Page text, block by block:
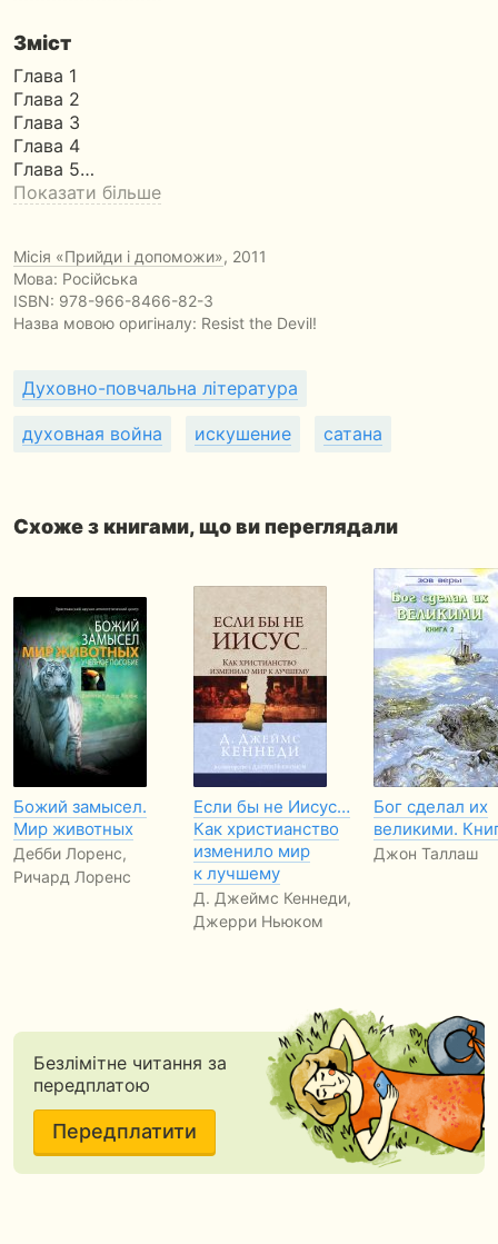
Зміст
Глава 1
Глава 2
Глава 3
Глава 4
Глава 5…
Показати більше
Місія «Прийди і допоможи», 2011
Мова: Російська
ISBN: 978-966-8466-82-3
Назва мовою оригіналу: Resist the Devil!
Духовно-повчальна література
духовная война искушение сатана
Схоже з книгами, що ви переглядали
Божий замысел.
Мир животных
Дебби Лоренс,
Ричард Лоренс
Если бы не Иисус…
Как христианство
изменило мир
к лучшему
Д. Джеймс Кеннеди,
Джерри Ньюком
Бог сделал их
великими.
Джон Таллаш
Безлімітне читання за
передплатою
Передплатити